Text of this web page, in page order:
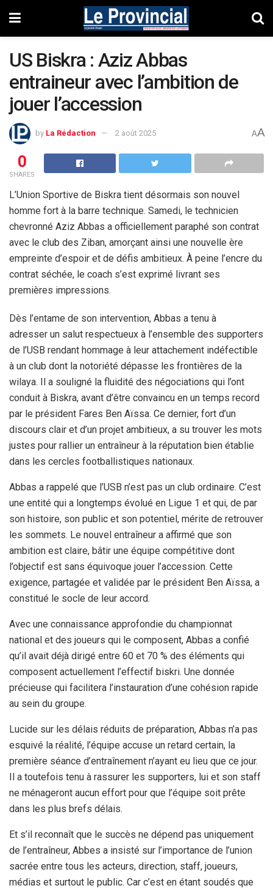
US Biskra : Aziz Abbas
entraineur avec l’ambition de
jouer l’accession
by La Rédaction 2 août 2025 AA
0
SHARES
L’Union Sportive de Biskra tient désormais son nouvel
homme fort à la barre technique. Samedi, le technicien
chevronné Aziz Abbas a officiellement paraphé son contrat
avec le club des Ziban, amorçant ainsi une nouvelle ère
empreinte d’espoir et de défis ambitieux. À peine l’encre du
contrat séchée, le coach s’est exprimé livrant ses
premières impressions.
Dès l’entame de son intervention, Abbas a tenu à
adresser un salut respectueux à l’ensemble des supporters
de l’USB rendant hommage à leur attachement indéfectible
à un club dont la notoriété dépasse les frontières de la
wilaya. Il a souligné la fluidité des négociations qui l’ont
conduit à Biskra, avant d’être convaincu en un temps record
par le président Fares Ben Aïssa. Ce dernier, fort d’un
discours clair et d’un projet ambitieux, a su trouver les mots
justes pour rallier un entraîneur à la réputation bien établie
dans les cercles footballistiques nationaux.
Abbas a rappelé que l’USB n’est pas un club ordinaire. C’est
une entité qui a longtemps évolué en Ligue 1 et qui, de par
son histoire, son public et son potentiel, mérite de retrouver
les sommets. Le nouvel entraîneur a affirmé que son
ambition est claire, bâtir une équipe compétitive dont
l’objectif est sans équivoque jouer l’accession. Cette
exigence, partagée et validée par le président Ben Aïssa, a
constitué le socle de leur accord.
Avec une connaissance approfondie du championnat
national et des joueurs qui le composent, Abbas a confié
qu’il avait déjà dirigé entre 60 et 70 % des éléments qui
composent actuellement l’effectif biskri. Une donnée
précieuse qui facilitera l’instauration d’une cohésion rapide
au sein du groupe.
Lucide sur les délais réduits de préparation, Abbas n’a pas
esquivé la réalité, l’équipe accuse un retard certain, la
première séance d’entraînement n’ayant eu lieu que ce jour.
Il a toutefois tenu à rassurer les supporters, lui et son staff
ne ménageront aucun effort pour que l’équipe soit prête
dans les plus brefs délais.
Et s’il reconnaît que le succès ne dépend pas uniquement
de l’entraîneur, Abbes a insisté sur l’importance de l’union
sacrée entre tous les acteurs, direction, staff, joueurs,
médias et surtout le public. Car c’est en étant soudés que